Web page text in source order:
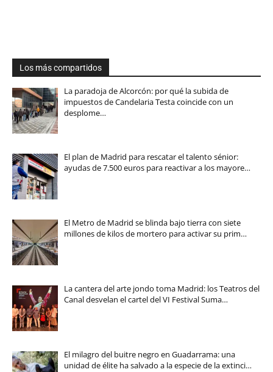
Los más compartidos
La paradoja de Alcorcón: por qué la subida de
impuestos de Candelaria Testa coincide con un
desplome…
El plan de Madrid para rescatar el talento sénior:
ayudas de 7.500 euros para reactivar a los mayore…
El Metro de Madrid se blinda bajo tierra con siete
millones de kilos de mortero para activar su prim…
La cantera del arte jondo toma Madrid: los Teatros del
Canal desvelan el cartel del VI Festival Suma…
El milagro del buitre negro en Guadarrama: una
unidad de élite ha salvado a la especie de la extinci…